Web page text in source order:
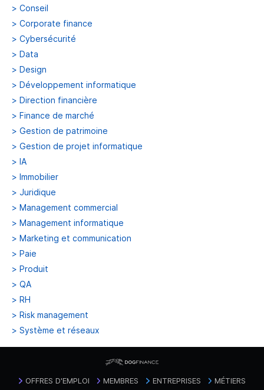
> Conseil
> Corporate finance
> Cybersécurité
> Data
> Design
> Développement informatique
> Direction financière
> Finance de marché
> Gestion de patrimoine
> Gestion de projet informatique
> IA
> Immobilier
> Juridique
> Management commercial
> Management informatique
> Marketing et communication
> Paie
> Produit
> QA
> RH
> Risk management
> Système et réseaux
OFFRES D'EMPLOI MEMBRES ENTREPRISES MÉTIERS